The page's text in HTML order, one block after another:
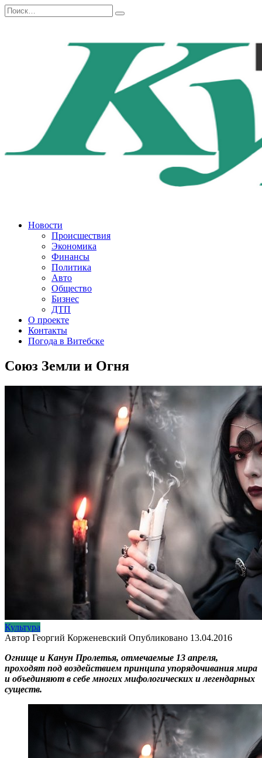
Перейти
к
Search
for:
Новости
Происшествия
Экономика
Финансы
Политика
Авто
Общество
Бизнес
ДТП
О проекте
Контакты
Погода в Витебске
Союз Земли и Огня
Культура
Автор Георгий Корженевский Опубликовано 13.04.2016
Огнище и Канун Пролетья, отмечаемые 13 апреля,
проходят под воздействием принципа упорядочивания мира
и объединяют в себе многих мифологических и легендарных
существ.